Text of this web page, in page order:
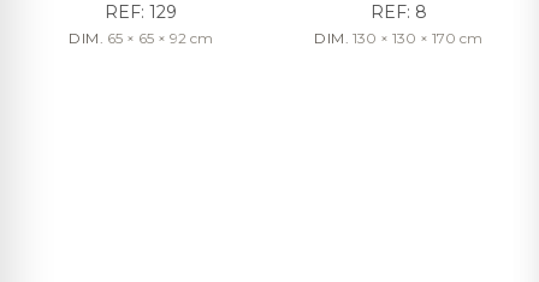
REF: 129
DIM. 65 × 65 × 92 cm
REF: 8
DIM. 130 × 130 × 170 cm